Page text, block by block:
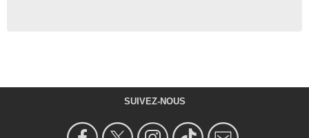
SUIVEZ-NOUS